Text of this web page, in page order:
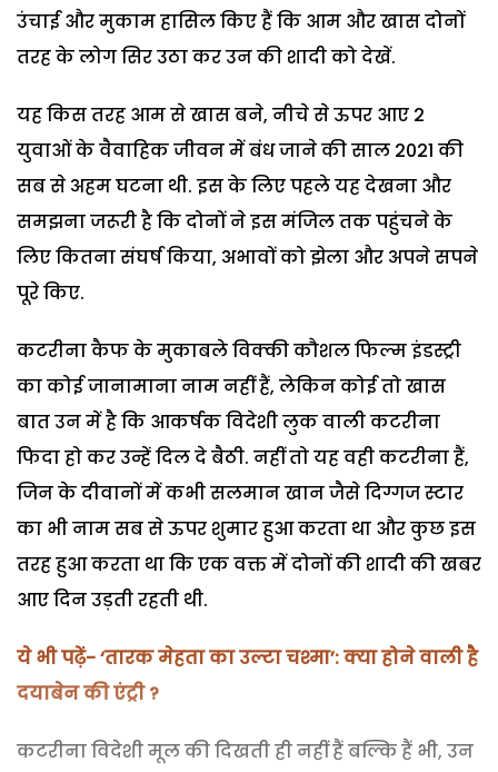
उंचाई और मुकाम हासिल किए हैं कि आम और खास दोनों
तरह के लोग सिर उठा कर उन की शादी को देखें.
यह किस तरह आम से खास बने, नीचे से ऊपर आए 2
युवाओं के वैवाहिक जीवन में बंध जाने की साल 2021 की
सब से अहम घटना थी. इस के लिए पहले यह देखना और
समझना जरूरी है कि दोनों ने इस मंजिल तक पहुंचने के
लिए कितना संघर्ष किया, अभावों को झेला और अपने सपने
पूरे किए.
कटरीना कैफ के मुकाबले विक्की कौशल फिल्म इंडस्ट्री
का कोई जानामाना नाम नहीं हैं, लेकिन कोई तो खास
बात उन में है कि आकर्षक विदेशी लुक वाली कटरीना
फिदा हो कर उन्हें दिल दे बैठी. नहीं तो यह वही कटरीना हैं,
जिन के दीवानों में कभी सलमान खान जैसे दिग्गज स्टार
का भी नाम सब से ऊपर शुमार हुआ करता था और कुछ इस
तरह हुआ करता था कि एक वक्त में दोनों की शादी की खबर
आए दिन उड़ती रहती थी.
ये भी पढ़ें- ‘तारक मेहता का उल्टा चश्मा’: क्या होने वाली है
दयाबेन की एंट्री ?
कटरीना विदेशी मूल की दिखती ही नहीं हैं बल्कि हैं भी, उन